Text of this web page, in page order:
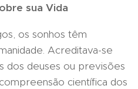
sua Vida
os sonhos têm
Acreditava-se
dos deuses ou previsões
científica dos